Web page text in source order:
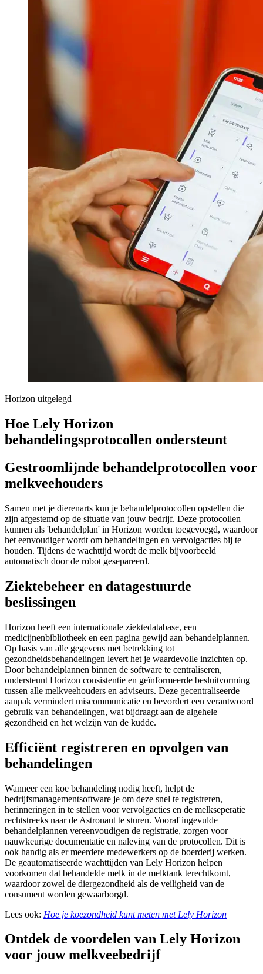
Horizon uitgelegd
Hoe Lely Horizon
behandelingsprotocollen ondersteunt
Gestroomlijnde behandelprotocollen voor
melkveehouders
Samen met je dierenarts kun je behandelprotocollen opstellen die
zijn afgestemd op de situatie van jouw bedrijf. Deze protocollen
kunnen als 'behandelplan' in Horizon worden toegevoegd, waardoor
het eenvoudiger wordt om behandelingen en vervolgacties bij te
houden. Tijdens de wachttijd wordt de melk bijvoorbeeld
automatisch door de robot gesepareerd.
Ziektebeheer en datagestuurde
beslissingen
Horizon heeft een internationale ziektedatabase, een
medicijnenbibliotheek en een pagina gewijd aan behandelplannen.
Op basis van alle gegevens met betrekking tot
gezondheidsbehandelingen levert het je waardevolle inzichten op.
Door behandelplannen binnen de software te centraliseren,
ondersteunt Horizon consistentie en geïnformeerde besluitvorming
tussen alle melkveehouders en adviseurs. Deze gecentraliseerde
aanpak vermindert miscommunicatie en bevordert een verantwoord
gebruik van behandelingen, wat bijdraagt aan de algehele
gezondheid en het welzijn van de kudde.
Efficiënt registreren en opvolgen van
behandelingen
Wanneer een koe behandeling nodig heeft, helpt de
bedrijfsmanagementsoftware je om deze snel te registreren,
herinneringen in te stellen voor vervolgacties en de melkseperatie
rechtstreeks naar de Astronaut te sturen. Vooraf ingevulde
behandelplannen vereenvoudigen de registratie, zorgen voor
nauwkeurige documentatie en naleving van de protocollen. Dit is
ook handig als er meerdere medewerkers op de boerderij werken.
De geautomatiseerde wachttijden van Lely Horizon helpen
voorkomen dat behandelde melk in de melktank terechtkomt,
waardoor zowel de diergezondheid als de veiligheid van de
consument worden gewaarborgd.
Lees ook: Hoe je koezondheid kunt meten met Lely Horizon
Ontdek de voordelen van Lely Horizon
voor jouw melkveebedrijf